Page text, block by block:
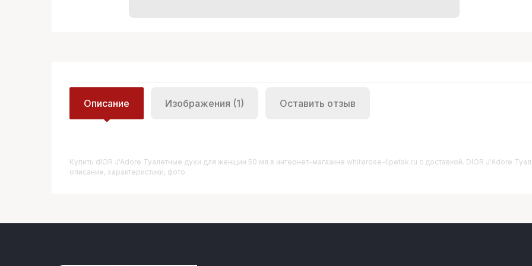
Описание Изображения (1) Оставить отзыв
Купить DIOR J'Adore Туалетные духи для женщин 50 мл в интернет-магазине whiterose-lipetsk.ru с доставкой. DIOR J'Adore
описание, характеристики, фото